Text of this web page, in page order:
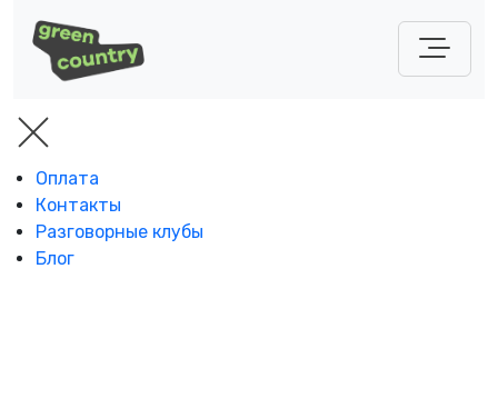
Оплата
Контакты
Разговорные клубы
Блог